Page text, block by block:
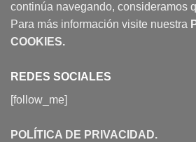
continúa navegando, consideramos
Para más información visite nuestra
COOKIES.
REDES SOCIALES
[follow_me]
POLÍTICA DE PRIVACIDAD.